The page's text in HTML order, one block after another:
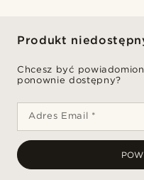
Produkt
Chcesz być
ponownie dostępny?
Adres Email *